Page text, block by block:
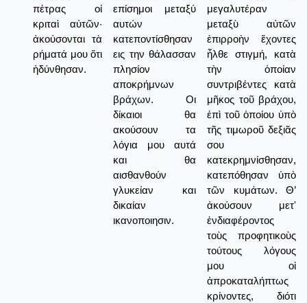
πέτρας οἱ
κριταὶ αὐτῶν·
ἀκούσονται τὰ
ρήματά μου ὅτι
ἡδύνθησαν.
επίσημοι μεταξύ
αυτών
κατεποντίσθησαν
εις την θάλασσαν
πλησίον
αποκρήμνων
βράχων. Οι
δίκαιοι θα
ακούσουν τα
λόγια μου αυτά
και θα
αισθανθούν
γλυκείαν και
δικαίαν
ικανοποιησιν.
μεγαλυτέραν
μεταξὺ αὐτῶν
ἐπιρροὴν ἔχοντες
ἦλθε στιγμή, κατὰ
τὴν ὁποίαν
συντριβέντες κατὰ
μῆκος τοῦ βράχου,
ἐπὶ τοῦ ὁποίου ὑπὸ
τῆς τιμωροῦ δεξιᾶς
σου
κατεκρημνίσθησαν,
κατεπόθησαν ὑπὸ
τῶν κυμάτων. Θ’
ἀκούσουν μετ'
ἐνδιαφέροντος
τοὺς προφητικοὺς
τούτους λόγους
μου οἱ
ἀπροκαταλήπτως
κρίνοντες, διότι